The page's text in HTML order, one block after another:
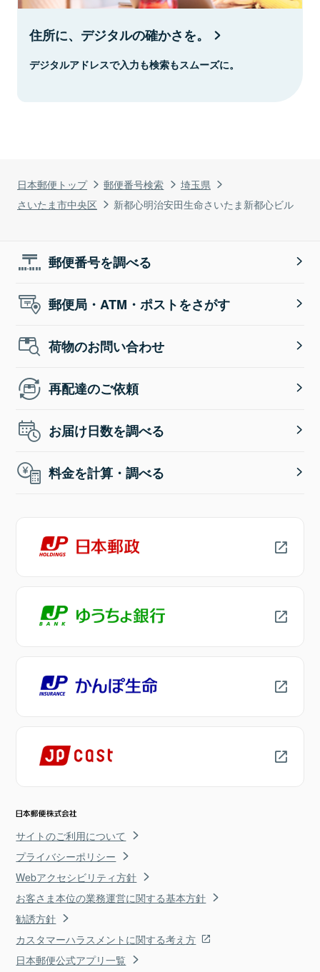
日本郵便トップ 郵便番号検索
埼玉県
さいたま市中央区
新都心明治安田生命さいたま新都心ビル
住所に、デジタルの確かさを。
デジタルアドレスで入力も検索もスムーズに。
郵便番号を調べる
郵便局・ATM・ポストをさがす
荷物のお問い合わせ
再配達のご依頼
お届け日数を調べる
料金を計算・調べる
サイトのご利用について
プライバシーポリシー
Webアクセシビリティ方針
お客さま本位の業務運営に関する基本方針
勧誘方針
カスタマーハラスメントに関する考え方
日本郵便公式アプリ一覧